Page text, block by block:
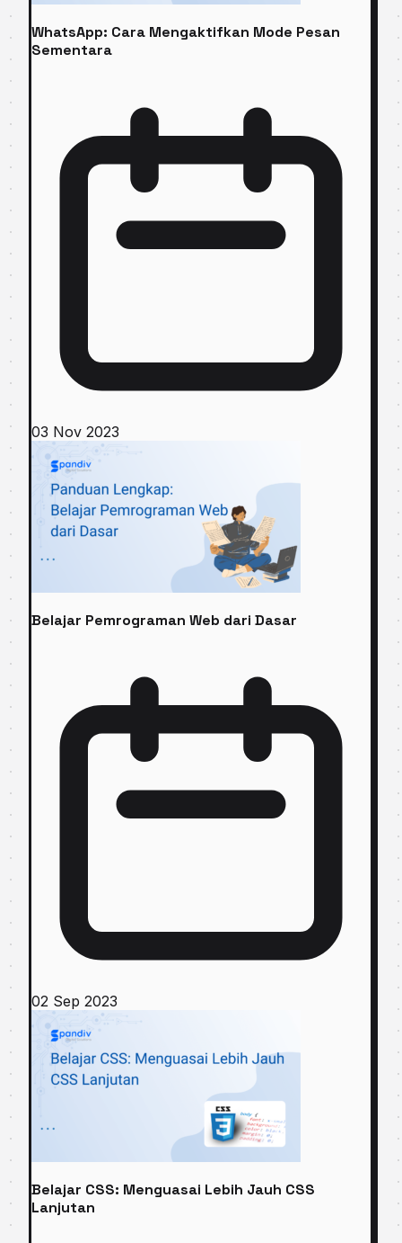
WhatsApp: Cara Mengaktifkan Mode Pesan
Sementara
03 Nov 2023
Belajar Pemrograman Web dari Dasar
02 Sep 2023
Belajar CSS: Menguasai Lebih Jauh CSS
Lanjutan